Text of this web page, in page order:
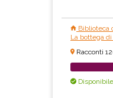
Biblioteca
La bottega
Racconti
Disponibile